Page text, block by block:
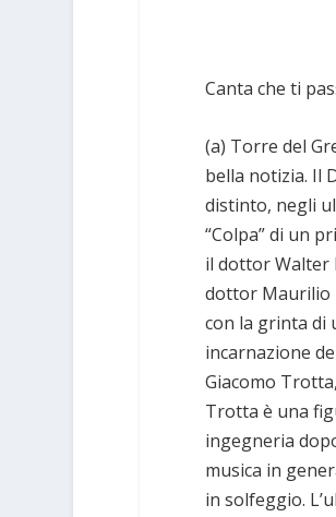
Canta che ti
(a) Torre del
bella notizia. Il
distinto, negli
“Colpa” di un
il dottor Walter
dottor Maurilio
con la grinta di
incarnazione
Giacomo
Trotta è una
ingegneria
musica in
in solfeggio.